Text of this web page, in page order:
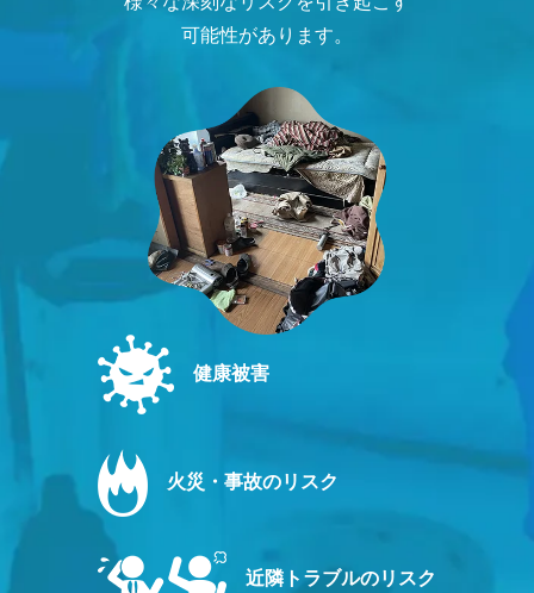
可能性があります。
健康被害
火災・事故のリスク
近隣トラブルのリスク